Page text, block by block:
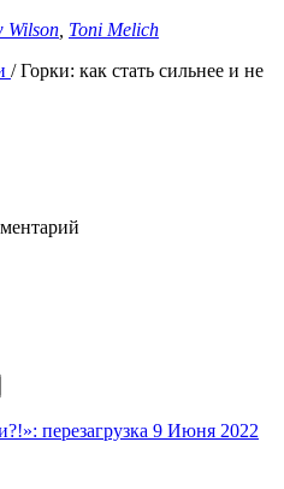
Wilson Toni Melich
/Горки: как стать сильнее и не
перезагрузка 9 Июня 2022